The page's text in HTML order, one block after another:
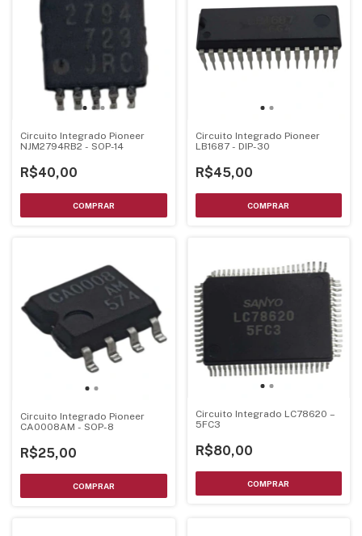
Circuito Integrado Pioneer
NJM2794RB2 - SOP-14
R$40,00
Circuito Integrado Pioneer
LB1687 - DIP-30
R$45,00
Circuito Integrado Pioneer
CA0008AM - SOP-8
R$25,00
Circuito Integrado LC78620 –
5FC3
R$80,00